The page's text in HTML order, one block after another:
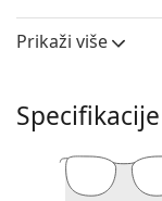
Moschino Love
dioptrijom.
Smeđa boja
tamnoplavom
Četvrtasti
Prikaži više